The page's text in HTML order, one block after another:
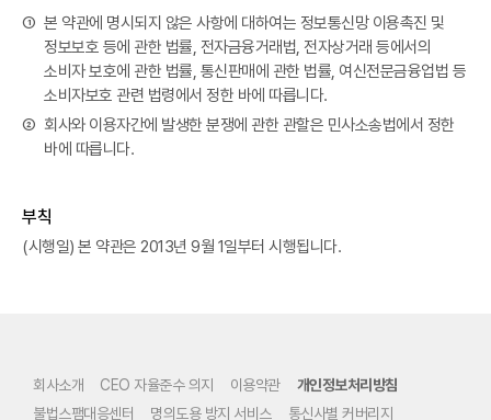
① 본 약관에 명시되지 않은 사항에 대하여는 정보통신망 이용촉진 및
정보보호 등에 관한 법률, 전자금융거래법, 전자상거래 등에서의
소비자 보호에 관한 법률, 통신판매에 관한 법률, 여신전문금융업법 등
소비자보호 관련 법령에서 정한 바에 따릅니다.
② 회사와 이용자간에 발생한 분쟁에 관한 관할은 민사소송법에서 정한
바에 따릅니다.
부칙
(시행일) 본 약관은 2013년 9월 1일부터 시행됩니다.
회사소개 CEO 자율준수 의지 이용약관
개인정보처리방침
불법스팸대응센터
명의도용 방지 서비스
통신사별 커버리지